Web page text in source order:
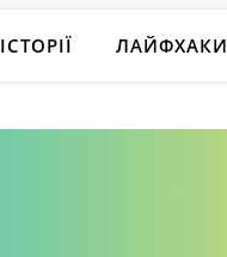
ІСТОРІЇ ЛАЙФХАКИ